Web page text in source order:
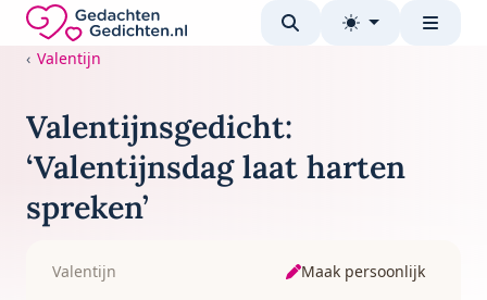
Direct naar de inhoud
Gedachten-Gedichten.nl — naar de homepage
Valentijn
Valentijnsgedicht:
‘Valentijnsdag laat harten
spreken’
Valentijn Maak persoonlijk